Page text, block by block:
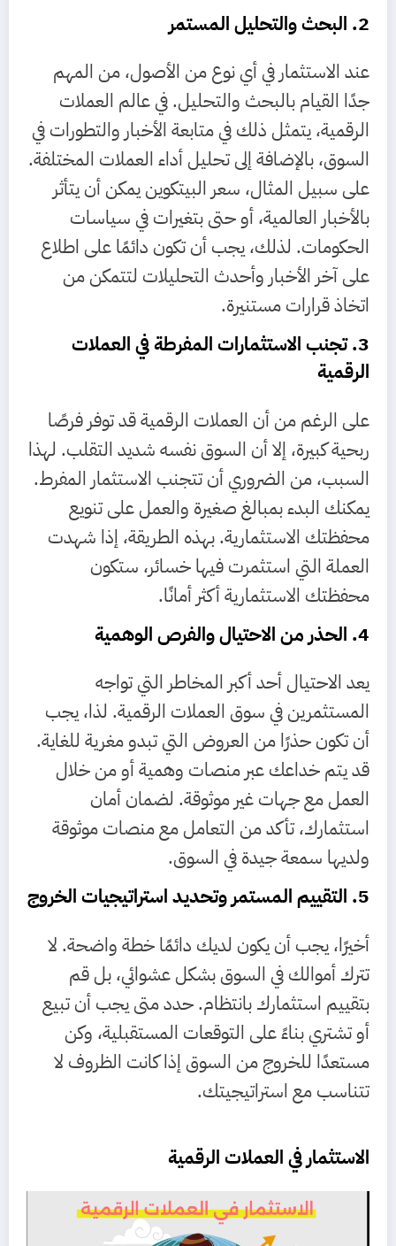
2. البحث والتحليل المستمر
عند الاستثمار في أي نوع من الأصول، من المهم
جدًا القيام بالبحث والتحليل. في عالم العملات
الرقمية، يتمثل ذلك في متابعة الأخبار والتطورات في
السوق، بالإضافة إلى تحليل أداء العملات المختلفة.
على سبيل المثال، سعر البيتكوين يمكن أن يتأثر
بالأخبار العالمية، أو حتى بتغيرات في سياسات
الحكومات. لذلك، يجب أن تكون دائمًا على اطلاع
على آخر الأخبار وأحدث التحليلات لتتمكن من
اتخاذ قرارات مستنيرة.
3. تجنب الاستثمارات المفرطة في العملات
الرقمية
على الرغم من أن العملات الرقمية قد توفر فرصًا
ربحية كبيرة، إلا أن السوق نفسه شديد التقلب. لهذا
السبب، من الضروري أن تتجنب الاستثمار المفرط.
يمكنك البدء بمبالغ صغيرة والعمل على تنويع
محفظتك الاستثمارية. بهذه الطريقة، إذا شهدت
العملة التي استثمرت فيها خسائر، ستكون
محفظتك الاستثمارية أكثر أمانًا.
4. الحذر من الاحتيال والفرص الوهمية
يعد الاحتيال أحد أكبر المخاطر التي تواجه
المستثمرين في سوق العملات الرقمية. لذا، يجب
أن تكون حذرًا من العروض التي تبدو مغرية للغاية.
قد يتم خداعك عبر منصات وهمية أو من خلال
العمل مع جهات غير موثوقة. لضمان أمان
استثمارك، تأكد من التعامل مع منصات موثوقة
ولديها سمعة جيدة في السوق.
5. التقييم المستمر وتحديد استراتيجيات الخروج
أخيرًا، يجب أن يكون لديك دائمًا خطة واضحة. لا
تترك أموالك في السوق بشكل عشوائي، بل قم
بتقييم استثمارك بانتظام. حدد متى يجب أن تبيع
أو تشتري بناءً على التوقعات المستقبلية، وكن
مستعدًا للخروج من السوق إذا كانت الظروف لا
تتناسب مع استراتيجيتك.
الاستثمار في العملات الرقمية